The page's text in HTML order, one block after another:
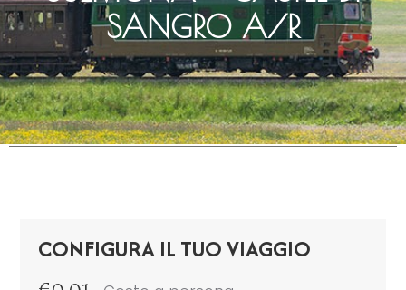
SANGRO A/R
CONFIGURA IL TUO VIAGGIO